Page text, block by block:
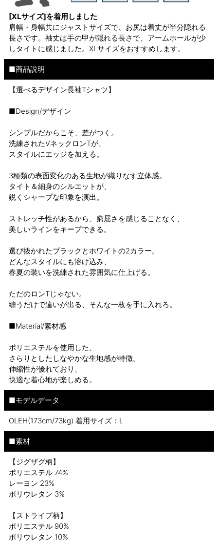
[XLサイズ]を着用しました
肩幅・身幅共にジャストサイズで、お尻は着丈が半分隠れる
長さです。袖丈は手の甲が隠れる長さで、アームホールが少
しタイトに感じました。XLサイズをおすすめします。
■商品説明
【選べるデザイン長袖Tシャツ】
■Design/デザイン
シンプルだからこそ、差がつく。
洗練されたVネックロンTが、
スタイルにエッジを加える。
3種類の表面変化のある生地が織りなす立体感。
タイト＆細身のシルエットが、
鋭くシャープな印象を演出。
ストレッチ性があるから、窮屈さを感じることなく、
美しいラインをキープできる。
選び抜かれたブラックとホワイトの2カラー。
どんなスタイルにも溶け込み、
春夏の装いを洗練された雰囲気に仕上げる。
ただのロンTじゃない。
纏うだけで違いが出る、そんな一枚を手に入れろ。
■Material/素材感
ポリエステルを使用した、
さらりとしたしなやかな生地感が特徴。
伸縮性が優れており、
快適な着心地が楽しめる。
■モデルデータ
OLEH(173cm/73kg) 着用サイズ：L
■素材
【ジグザグ柄】
ポリエステル 74%
レーヨン 23%
ポリウレタン 3%
【ストライプ柄】
ポリエステル 90%
ポリウレタン 10%